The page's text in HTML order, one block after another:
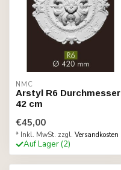
NMC
Arstyl R6 Durchmesser
42 cm
€45,00
* Inkl. MwSt. zzgl. Versandkosten
Auf Lager (2)